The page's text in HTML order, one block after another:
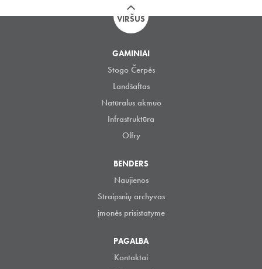
VIRŠUS
GAMINIAI
Stogo Čerpės
Landšaftas
Natūralus akmuo
Infrastruktūra
Olfry
BENDERS
Naujienos
Straipsnių archyvas
įmonės prisistatyme
PAGALBA
Kontaktai